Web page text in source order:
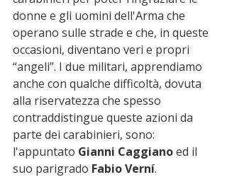
donne e gli uomini dell'Arma che
operano sulle strade e che, in queste
occasioni, diventano veri e propri
“angeli”. I due militari, apprendiamo
anche con qualche difficoltà, dovuta
alla riservatezza che spesso
contraddistingue queste azioni da
parte dei carabinieri, sono:
l'appuntato Gianni Caggiano ed il
suo parigrado Fabio Verní.